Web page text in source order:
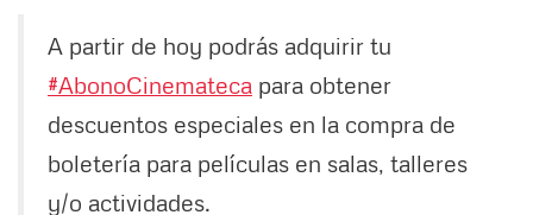
A partir de hoy podrás adquirir tu
#AbonoCinemateca para obtener
descuentos especiales en la compra de
boletería para películas en salas, talleres
y/o actividades.